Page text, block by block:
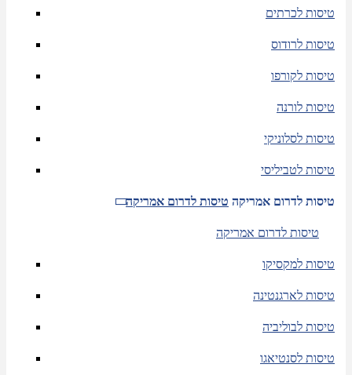
טיסות לכרתים
טיסות לרודוס
טיסות לקורפו
טיסות לורנה
טיסות לסלוניקי
טיסות לטביליסי
טיסות לדרום אמריקה טיסות לדרום אמריקה
טיסות לדרום אמריקה
טיסות למקסיקו
טיסות לארגנטינה
טיסות לבוליביה
טיסות לסנטיאגו